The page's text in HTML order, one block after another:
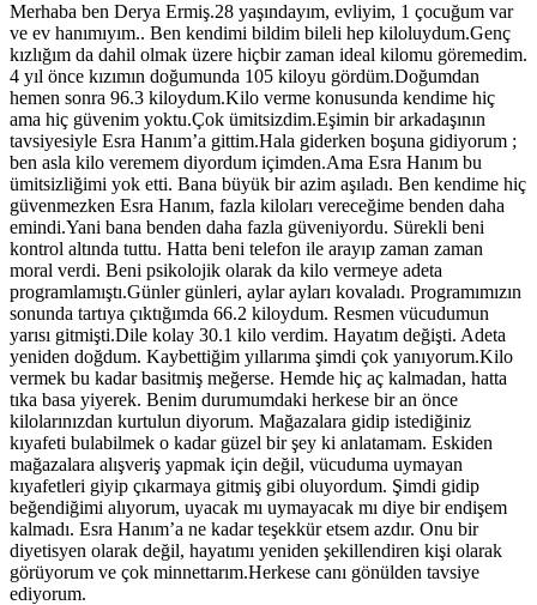
Merhaba ben Derya Ermiş.28 yaşındayım, evliyim, 1 çocuğum var
ve ev hanımıyım.. Ben kendimi bildim bileli hep kiloluydum.Genç
kızlığım da dahil olmak üzere hiçbir zaman ideal kilomu göremedim.
4 yıl önce kızımın doğumunda 105 kiloyu gördüm.Doğumdan
hemen sonra 96.3 kiloydum.Kilo verme konusunda kendime hiç
ama hiç güvenim yoktu.Çok ümitsizdim.Eşimin bir arkadaşının
tavsiyesiyle Esra Hanım’a gittim.Hala giderken boşuna gidiyorum ;
ben asla kilo veremem diyordum içimden.Ama Esra Hanım bu
ümitsizliğimi yok etti. Bana büyük bir azim aşıladı. Ben kendime hiç
güvenmezken Esra Hanım, fazla kiloları vereceğime benden daha
emindi.Yani bana benden daha fazla güveniyordu. Sürekli beni
kontrol altında tuttu. Hatta beni telefon ile arayıp zaman zaman
moral verdi. Beni psikolojik olarak da kilo vermeye adeta
programlamıştı.Günler günleri, aylar ayları kovaladı. Programımızın
sonunda tartıya çıktığımda 66.2 kiloydum. Resmen vücudumun
yarısı gitmişti.Dile kolay 30.1 kilo verdim. Hayatım değişti. Adeta
yeniden doğdum. Kaybettiğim yıllarıma şimdi çok yanıyorum.Kilo
vermek bu kadar basitmiş meğerse. Hemde hiç aç kalmadan, hatta
tıka basa yiyerek. Benim durumumdaki herkese bir an önce
kilolarınızdan kurtulun diyorum. Mağazalara gidip istediğiniz
kıyafeti bulabilmek o kadar güzel bir şey ki anlatamam. Eskiden
mağazalara alışveriş yapmak için değil, vücuduma uymayan
kıyafetleri giyip çıkarmaya gitmiş gibi oluyordum. Şimdi gidip
beğendiğimi alıyorum, uyacak mı uymayacak mı diye bir endişem
kalmadı. Esra Hanım’a ne kadar teşekkür etsem azdır. Onu bir
diyetisyen olarak değil, hayatımı yeniden şekillendiren kişi olarak
görüyorum ve çok minnettarım.Herkese canı gönülden tavsiye
ediyorum.